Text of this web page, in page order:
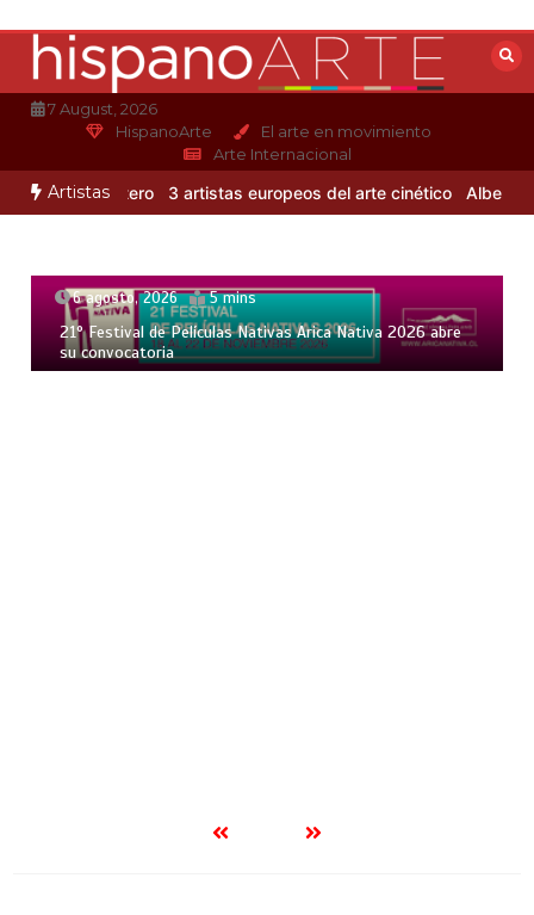
contenido
7 August, 2026
HispanoArte
El arte en movimiento
Arte Internacional
Artistas
Otero 3 artistas europeos del arte cinético Albert
6 agosto, 2026 5 mins
21° Festival de Películas Nativas Arica Nativa 2026 abre
su convocatoria